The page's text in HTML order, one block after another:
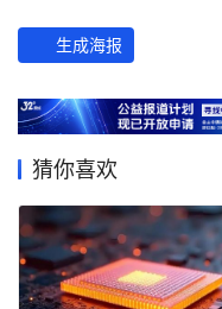
生成海报
猜你喜欢